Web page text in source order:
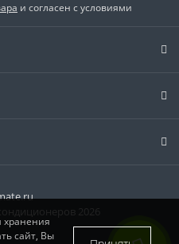
и согласен с условиями
2026
хранения
сайт, Вы